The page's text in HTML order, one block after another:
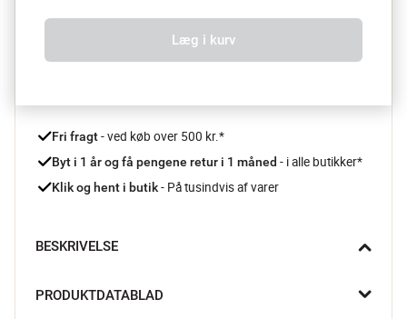
Læg i kurv
Fri fragt - ved køb over 500 kr.*
Byt i 1 år og få pengene retur i 1 måned - i alle butikker*
Klik og hent i butik - På tusindvis af varer
BESKRIVELSE
grund til at give dig selv en Kochblume palet - især hvis du
PRODUKTDATABLAD